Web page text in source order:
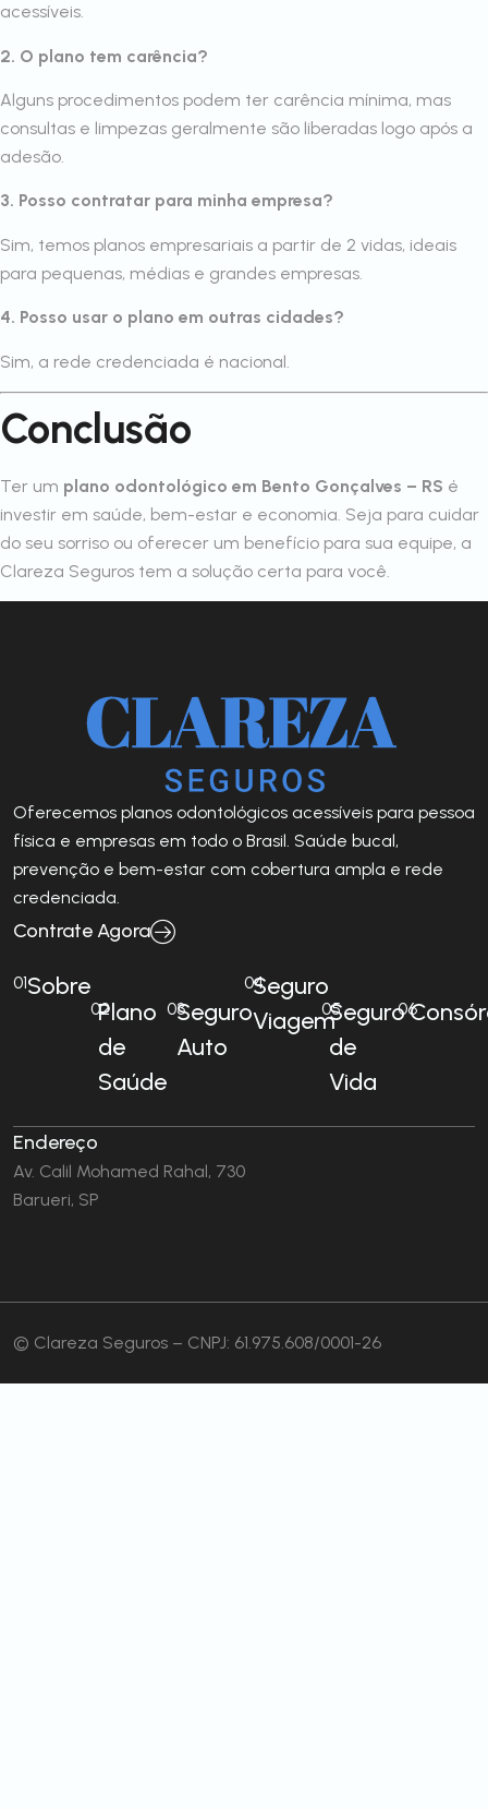
acessíveis.
2. O plano tem carência?
Alguns procedimentos podem ter carência mínima, mas
consultas e limpezas geralmente são liberadas logo após a
adesão.
3. Posso contratar para minha empresa?
Sim, temos planos empresariais a partir de 2 vidas, ideais
para pequenas, médias e grandes empresas.
4. Posso usar o plano em outras cidades?
Sim, a rede credenciada é nacional.
Conclusão
Ter um plano odontológico em Bento Gonçalves – RS é
investir em saúde, bem-estar e economia. Seja para cuidar
do seu sorriso ou oferecer um benefício para sua equipe, a
Clareza Seguros tem a solução certa para você.
Oferecemos planos odontológicos acessíveis para pessoa
física e empresas em todo o Brasil. Saúde bucal,
prevenção e bem-estar com cobertura ampla e rede
credenciada.
Contrate Agora
01Sobre
02Plano
de
Saúde
03Seguro
Auto
04Seguro
Viagem
05Seguro
de
Vida
06
Endereço
Av. Calil Mohamed Rahal, 730
Barueri, SP
© Clareza Seguros – CNPJ: 61.975.608/0001-26